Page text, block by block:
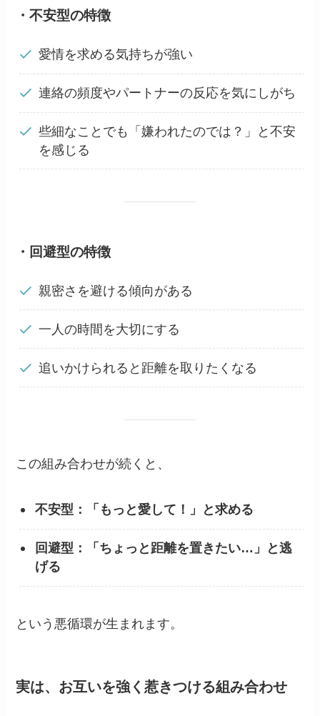
・不安型の特徴
愛情を求める気持ちが強い
連絡の頻度やパートナーの反応を気にしがち
些細なことでも「嫌われたのでは？」と不安
を感じる
・回避型の特徴
親密さを避ける傾向がある
一人の時間を大切にする
追いかけられると距離を取りたくなる
この組み合わせが続くと、
不安型：「もっと愛して！」と求める
回避型：「ちょっと距離を置きたい…」と逃
げる
という悪循環が生まれます。
実は、お互いを強く惹きつける組み合わせ